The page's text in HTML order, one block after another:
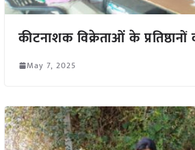
कीटनाशक विक्रेताओं के प्रतिष्ठानों
May 7, 2025